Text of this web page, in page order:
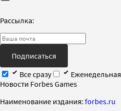
Рассылка:
Подписаться
Все сразу
Еженедельная
Новости Forbes Games
Наименование издания: forbes.ru